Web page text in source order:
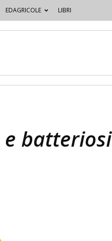
EDAGRICOLE LIBRI
batteriosi